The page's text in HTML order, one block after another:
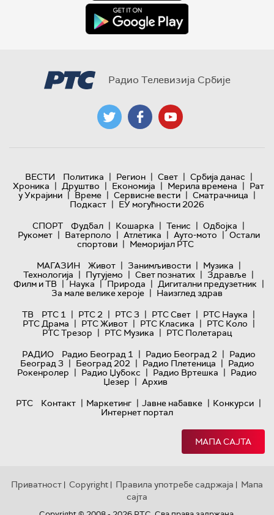
Радио Телевизија Србије
ВЕСТИ Политика | Регион | Свет | Србија данас |
Хроника | Друштво | Економија | Мерила времена | Рат
у Украјини | Време | Сервисне вести | Сматрачница |
Подкаст | ЕУ могућности 2026
СПОРТ
Фудбал | Кошарка | Тенис | Одбојка |
Рукомет | Ватерполо | Атлетика | Ауто-мото | Остали
спортови | Меморијал РТС
МАГАЗИН
Живот | Занимљивости | Музика |
Технологијa | Путујемо | Свет познатих | Здравље |
Филм и ТВ | Наука | Природа | Дигитални предузетник |
За мале велике хероје | Наизглед здрав
ТВ
РТС 1 | РТС 2 | РТС 3 | РТС Свет | РТС Наука |
РТС Драма | РТС Живот | РТС Класика | РТС Коло |
РТС Трезор | РТС Музика | РТС Полетарац
РАДИО
Радио Београд 1 | Радио Београд 2 | Радио
Београд 3 | Београд 202 | Радио Плетеница | Радио
Рокенролер | Радио Џубокс | Радио Вртешка | Радио
Џезер | Архив
РТС
Контакт | Маркетинг | Јавне набавке | Конкурси |
Интернет портал
МАПА САЈТА
Приватност | Copyright | Правила употребе садржаја | Мапа
сајта